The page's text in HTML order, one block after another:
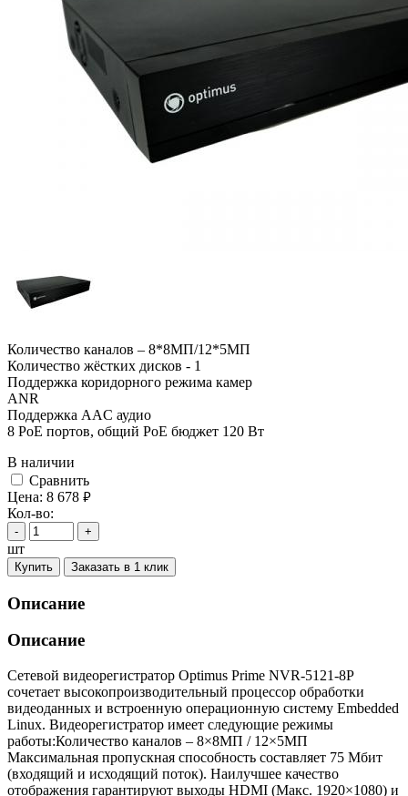
Количество каналов – 8*8МП/12*5МП
Количество жёстких дисков - 1
Поддержка коридорного режима камер
ANR
Поддержка AAC аудио
8 PoE портов, общий PoE бюджет 120 Вт
В наличии
Cравнить
Цена: 8 678 руб.
Кол-во:
- +
шт
Купить Заказать в 1 клик
Описание
Описание
Сетевой видеорегистратор Optimus Prime NVR-5121-8P
сочетает высокопроизводительный процессор обработки
видеоданных и встроенную операционную систему Embedded
Linux. Видеорегистратор имеет следующие режимы
работы:Количество каналов – 8×8МП / 12×5МП
Максимальная пропускная способность составляет 75 Мбит
(входящий и исходящий поток). Наилучшее качество
отображения гарантируют выходы HDMI (Макс. 1920×1080) и